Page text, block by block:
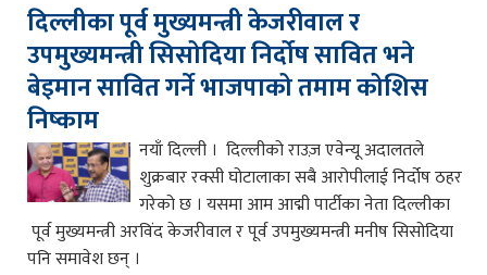
दिल्लीका पूर्व मुख्यमन्त्री केजरीवाल र
उपमुख्यमन्त्री सिसोदिया निर्दोष सावित भने
बेइमान सावित गर्ने भाजपाको तमाम कोशिस
निष्काम
नयाँ दिल्ली । दिल्लीको राउज़ एवेन्यू अदालतले
शुक्रबार रक्सी घोटालाका सबै आरोपीलाई निर्दोष ठहर
गरेको छ । यसमा आम आद्मी पार्टीका नेता दिल्लीका
पूर्व मुख्यमन्त्री अरविंद केजरीवाल र पूर्व उपमुख्यमन्त्री मनीष सिसोदिया
पनि समावेश छन् ।